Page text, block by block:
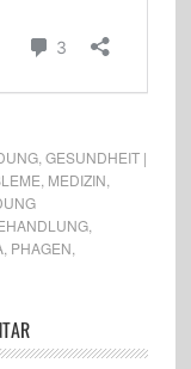
, GESUNDHEIT |
MEDIZIN
,
, PHAGEN